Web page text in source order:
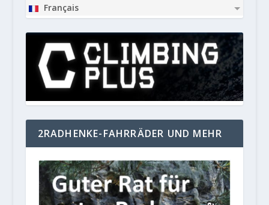
Français
2RADHENKE-FAHRRÄDER UND MEHR